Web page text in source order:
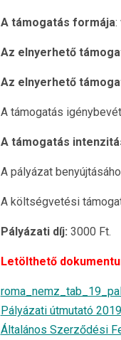
A támogatás formája:
Az elnyerhető
Az elnyerhető
A támogatás
A támogatás
A pályázat
A költségvetési
Pályázati díj: 3000 Ft.
Letölthető
Pályázati útmutató 2019
Általános Szerződési